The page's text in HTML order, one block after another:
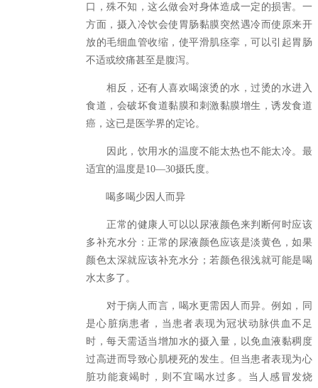
口，殊不知，这么做会对身体造成一定的损害。一
方面，摄入冷饮会使胃肠黏膜突然遇冷而使原来开
放的毛细血管收缩，使平滑肌痉挛，可以引起胃肠
不适或绞痛甚至是腹泻。
相反，还有人喜欢喝滚烫的水，过烫的水进入
食道，会破坏食道黏膜和刺激黏膜增生，诱发食道
癌，这已是医学界的定论。
因此，饮用水的温度不能太热也不能太冷。最
适宜的温度是10—30摄氏度。
喝多喝少因人而异
正常的健康人可以以尿液颜色来判断何时应该
多补充水分：正常的尿液颜色应该是淡黄色，如果
颜色太深就应该补充水分；若颜色很浅就可能是喝
水太多了。
对于病人而言，喝水更需因人而异。例如，同
是心脏病患者，当患者表现为冠状动脉供血不足
时，每天需适当增加水的摄入量，以免血液黏稠度
过高进而导致心肌梗死的发生。但当患者表现为心
脏功能衰竭时，则不宜喝水过多。当人感冒发烧